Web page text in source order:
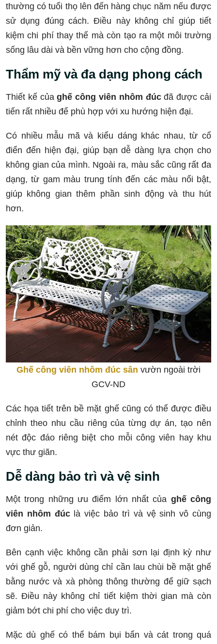
thường có tuổi thọ lên đến hàng chục năm nếu được
sử dụng đúng cách. Điều này không chỉ giúp tiết
kiệm chi phí thay thế mà còn tạo ra một môi trường
sống lâu dài và bền vững hơn cho cộng đồng.
Thẩm mỹ và đa dạng phong cách
Thiết kế củaghế công viên nhôm đúcđã được cải
tiến rất nhiều để phù hợp với xu hướng hiện đại.
Có nhiều mẫu mã và kiểu dáng khác nhau, từ cổ
điển đến hiện đại, giúp bạn dễ dàng lựa chọn cho
không gian của mình. Ngoài ra, màu sắc cũng rất đa
dạng, từ gam màu trung tính đến các màu nổi bật,
giúp không gian thêm phần sinh động và thu hút
hơn.
Ghế công viên nhôm đúc sân vườn ngoài trời
GCV-ND
Các họa tiết trên bề mặt ghế cũng có thể được điều
chỉnh theo nhu cầu riêng của từng dự án, tạo nên
nét độc đáo riêng biệt cho mỗi công viên hay khu
vực thư giãn.
Dễ dàng bảo trì và vệ sinh
Một trong những ưu điểm lớn nhất của ghế công
viên nhôm đúclà việc bảo trì và vệ sinh vô cùng
đơn giản.
Bên cạnh việc không cần phải sơn lại định kỳ như
với ghế gỗ, người dùng chỉ cần lau chùi bề mặt ghế
bằng nước và xà phòng thông thường để giữ sạch
sẽ. Điều này không chỉ tiết kiệm thời gian mà còn
giảm bớt chi phí cho việc duy trì.
Mặc dù ghế có thể bám bụi bẩn và cát trong quá